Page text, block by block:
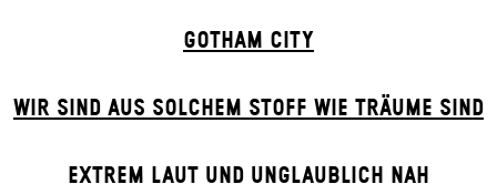
GOTHAM CITY
WIR SIND AUS SOLCHEM STOFF WIE TRÄUME SIND
EXTREM LAUT UND UNGLAUBLICH NAH